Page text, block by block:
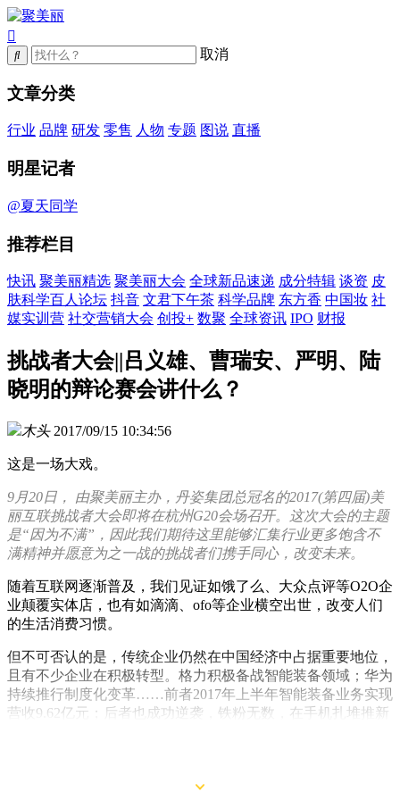
取消
文章分类
行业 品牌 研发 零售 人物 专题 图说 直播
明星记者
@夏天同学
推荐栏目
快讯 聚美丽精选 聚美丽大会 全球新品速递 成分特辑 谈资 皮
肤科学百人论坛 抖音 文君下午茶 科学品牌 东方香 中国妆 社
媒实训营 社交营销大会 创投+ 数聚 全球资讯 IPO 财报
挑战者大会||吕义雄、曹瑞安、严明、陆
晓明的辩论赛会讲什么？
木头 2017/09/15 10:34:56
这是一场大戏。
9月20日， 由聚美丽主办，丹姿集团总冠名的2017(第四届)美
丽互联挑战者大会即将在杭州G20会场召开。这次大会的主题
是“因为不满”，因此我们期待这里能够汇集行业更多饱含不
满精神并愿意为之一战的挑战者们携手同心，改变未来。
随着互联网逐渐普及，我们见证如饿了么、大众点评等O2O企
业颠覆实体店，也有如滴滴、ofo等企业横空出世，改变人们
的生活消费习惯。
但不可否认的是，传统企业仍然在中国经济中占据重要地位，
且有不少企业在积极转型。格力积极备战智能装备领域；华为
持续推行制度化变革……前者2017年上半年智能装备业务实现
营收9.62亿元；后者也成功逆袭，铁粉无数，在手机扎堆推新